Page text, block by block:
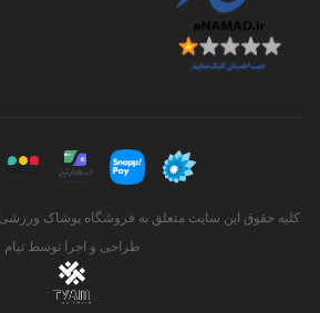
کلیه حقوق این سایت متعلق به فروشگاه پوشاک ورزشی
طراحی و اجرا توسطتیام